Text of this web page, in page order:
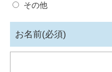
その他
お名前(必須)